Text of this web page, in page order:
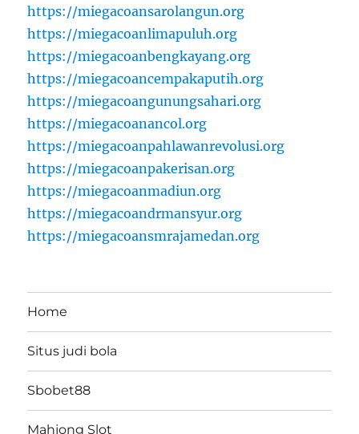
https://miegacoansarolangun.org
https://miegacoanlimapuluh.org
https://miegacoanbengkayang.org
https://miegacoancempakaputih.org
https://miegacoangunungsahari.org
https://miegacoanancol.org
https://miegacoanpahlawanrevolusi.org
https://miegacoanpakerisan.org
https://miegacoanmadiun.org
https://miegacoandrmansyur.org
https://miegacoansmrajamedan.org
Home
Situs judi bola
Sbobet88
Mahjong Slot